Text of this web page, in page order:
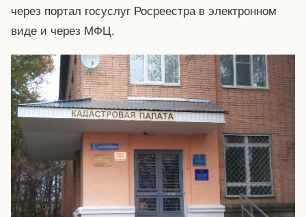
через портал госуслуг Росреестра в электронном
виде и через МФЦ.